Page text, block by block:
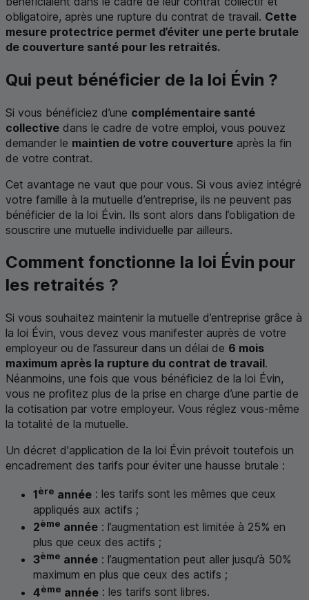
obligatoire, après une rupture du contrat de travail. Cette
mesure protectrice permet d’éviter une perte brutale
de couverture santé pour les retraités.
Qui peut bénéficier de la loi Évin ?
Si vous bénéficiez d’une complémentaire santé
collective dans le cadre de votre emploi, vous pouvez
demander le maintien de votre couverture après la fin
de votre contrat.
Cet avantage ne vaut que pour vous. Si vous aviez intégré
votre famille à la mutuelle d’entreprise, ils ne peuvent pas
bénéficier de la loi Évin. Ils sont alors dans l’obligation de
souscrire une mutuelle individuelle par ailleurs.
Comment fonctionne la loi Évin pour
les retraités ?
Si vous souhaitez maintenir la mutuelle d’entreprise grâce à
la loi Évin, vous devez vous manifester auprès de votre
employeur ou de l’assureur dans un délai de 6 mois
maximum après la rupture du contrat de travail.
Néanmoins, une fois que vous bénéficiez de la loi Évin,
vous ne profitez plus de la prise en charge d’une partie de
la cotisation par votre employeur. Vous réglez vous-même
la totalité de la mutuelle.
Un décret d'application de la loi Évin prévoit toutefois un
encadrement des tarifs pour éviter une hausse brutale :
1ère année : les tarifs sont les mêmes que ceux
appliqués aux actifs ;
2ème année : l’augmentation est limitée à 25% en
plus que ceux des actifs ;
3ème année : l’augmentation peut aller jusqu’à 50%
maximum en plus que ceux des actifs ;
4ème année : les tarifs sont libres.